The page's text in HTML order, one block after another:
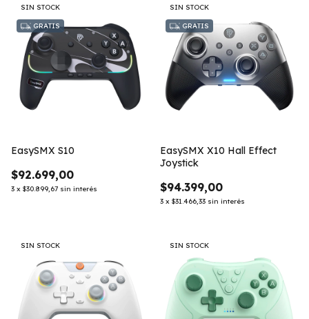
SIN STOCK
GRATIS
EasySMX S10
$92.699,00
3 x $30.899,67 sin interés
SIN STOCK
GRATIS
EasySMX X10 Hall Effect
Joystick
$94.399,00
3 x $31.466,33 sin interés
SIN STOCK SIN STOCK